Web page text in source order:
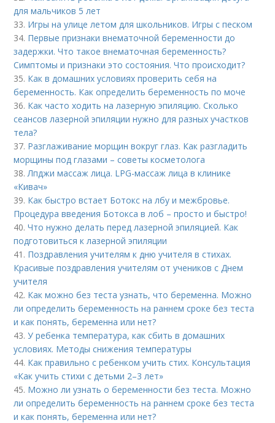
для мальчиков 5 лет
33. Игры на улице летом для школьников. Игры с песком
34. Первые признаки внематочной беременности до
задержки. Что такое внематочная беременность?
Симптомы и признаки это состояния. Что происходит?
35. Как в домашних условиях проверить себя на
беременность. Как определить беременность по моче
36. Как часто ходить на лазерную эпиляцию. Сколько
сеансов лазерной эпиляции нужно для разных участков
тела?
37. Разглаживание морщин вокруг глаз. Как разгладить
морщины под глазами – советы косметолога
38.Лпджи массаж лица. LPG-массаж лица в клинике
«Кивач»
39. Как быстро встает Ботокс на лбу и межбровье.
Процедура введения Ботокса в лоб – просто и быстро!
40.Что нужно делать перед лазерной эпиляцией. Как
подготовиться к лазерной эпиляции
41. Поздравления учителям к дню учителя в стихах.
Красивые поздравления учителям от учеников с Днем
учителя
42. Как можно без теста узнать, что беременна. Можно
ли определить беременность на раннем сроке без теста
и как понять, беременна или нет?
43.У ребенка температура, как сбить в домашних
условиях. Методы снижения температуры
44. Как правильно с ребенком учить стих. Консультация
«Как учить стихи с детьми 2–3 лет»
45. Можно ли узнать о беременности без теста. Можно
ли определить беременность на раннем сроке без теста
и как понять, беременна или нет?